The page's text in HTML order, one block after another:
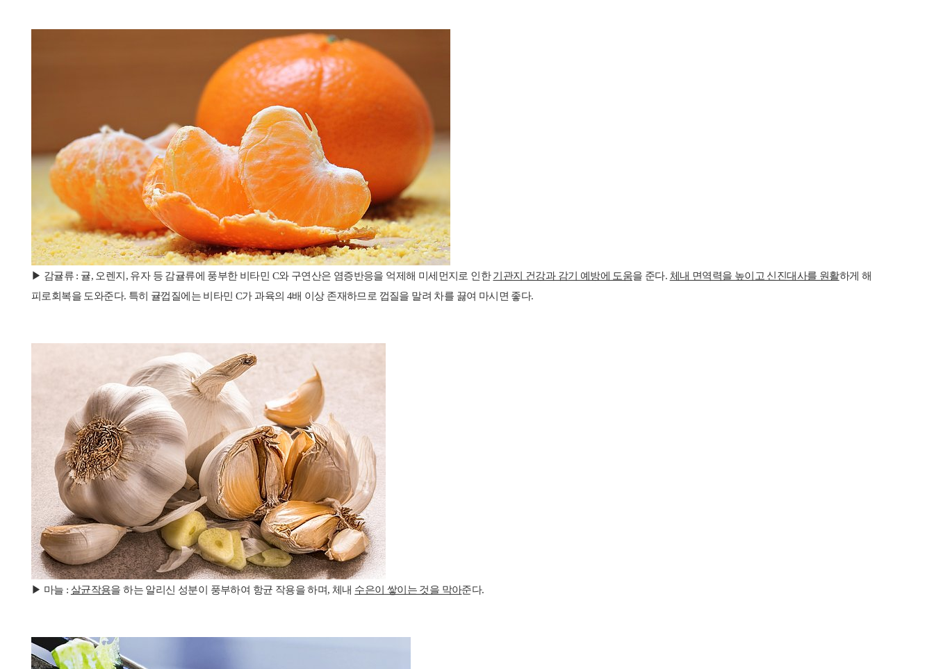
▶ 감귤류 : 귤, 오렌지, 유자 등 감귤류에 풍부한 비타민 C와 구연산은 염증반응을 억제해 미세먼지로 인한기관지 건강과 감기 예방에 도움을 준다. 체내 면역력을 높이고 신진대사를 원활하게 해
피로회복을 도와준다. 특히 귤껍질에는 비타민 C가 과육의 4배 이상 존재하므로 껍질을 말려 차를 끓여 마시면 좋다.
▶ 마늘 : 살균작용을 하는 알리신 성분이 풍부하여 항균 작용을 하며, 체내 수은이 쌓이는 것을 막아준다.